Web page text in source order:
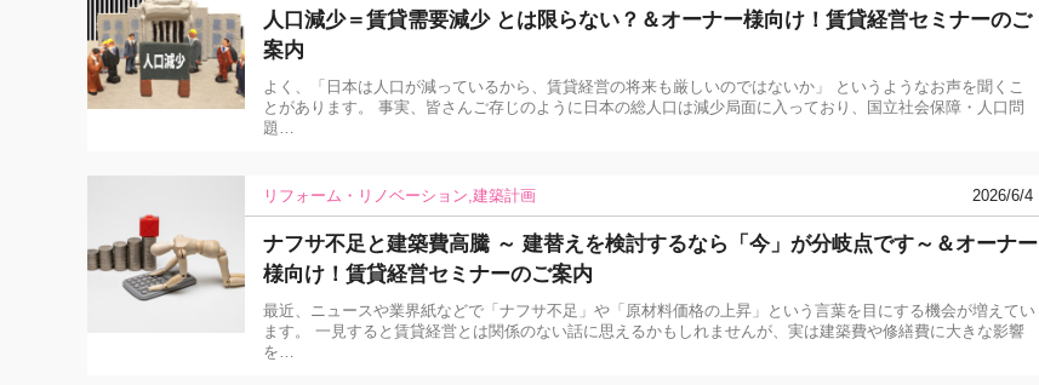
人口減少＝賃貸需要減少 とは限らない？＆オーナー様向け！賃貸経営セミナーのご
案内
よく、「日本は人口が減っているから、賃貸経営の将来も厳しいのではないか」 というようなお声を聞くこ
とがあります。 事実、皆さんご存じのように日本の総人口は減少局面に入っており、国立社会保障・人口問
題…
リフォーム・リノベーション 建築計画 2026/6/4
ナフサ不足と建築費高騰 ～ 建替えを検討するなら「今」が分岐点です～＆オーナー
様向け！賃貸経営セミナーのご案内
最近、ニュースや業界紙などで「ナフサ不足」や「原材料価格の上昇」という言葉を目にする機会が増えてい
ます。 一見すると賃貸経営とは関係のない話に思えるかもしれませんが、実は建築費や修繕費に大きな影響
を…